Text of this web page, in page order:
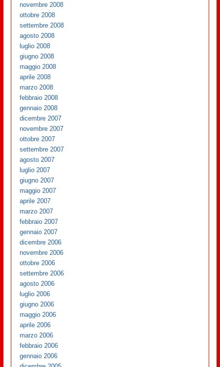
novembre 2008
ottobre 2008
settembre 2008
agosto 2008
luglio 2008
giugno 2008
maggio 2008
aprile 2008
marzo 2008
febbraio 2008
gennaio 2008
dicembre 2007
novembre 2007
ottobre 2007
settembre 2007
agosto 2007
luglio 2007
giugno 2007
maggio 2007
aprile 2007
marzo 2007
febbraio 2007
gennaio 2007
dicembre 2006
novembre 2006
ottobre 2006
settembre 2006
agosto 2006
luglio 2006
giugno 2006
maggio 2006
aprile 2006
marzo 2006
febbraio 2006
gennaio 2006